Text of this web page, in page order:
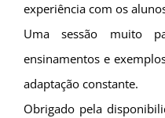
experiência com os
Uma sessão muito
ensinamentos e
adaptação constante.
Obrigado pela